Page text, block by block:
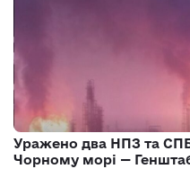
Уражено два НПЗ та
Чорному морі —